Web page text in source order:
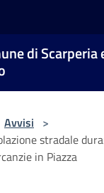
di Scarperia
Avvisi >
stradale
in Piazza